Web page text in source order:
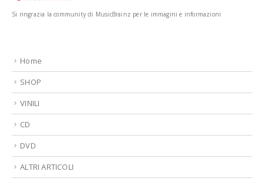
Si ringrazia la community di MusicBrainz per le immagini e informazioni
Home
SHOP
VINILI
CD
DVD
ALTRI ARTICOLI